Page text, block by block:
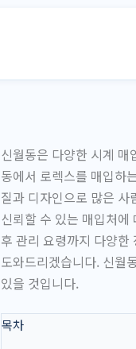
신월동은 다양한 시계
동에서 로렉스를 매입하
질과 디자인으로 많은
신뢰할 수 있는 매입처에
후 관리 요령까지 다양
도와드리겠습니다. 신월
있을 것입니다.
목차